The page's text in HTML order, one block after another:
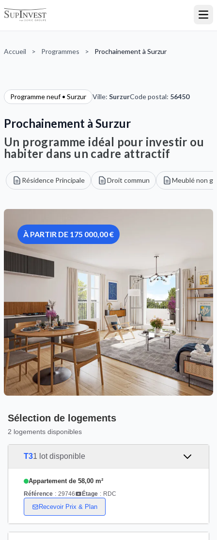
Accueil > Programmes > Prochainement à Surzur
Programme neuf • Surzur Ville: SurzurCode postal: 56450
Prochainement à Surzur
Un programme idéal pour investir ou
habiter dans un cadre attractif
Résidence Principale Droit commun Meublé non
À PARTIR DE 175 000,00 €
Sélection de logements
2 logements disponibles
T31 lot disponible
Appartement de 58,00 m²
Référence : 29746 Étage : RDC
Recevoir Prix & Plan